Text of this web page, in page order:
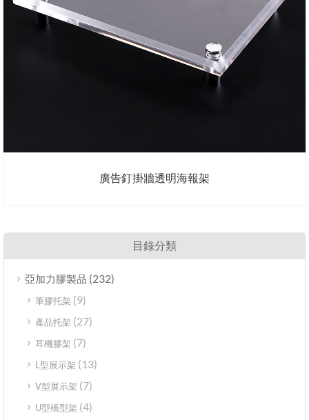
廣告釘掛牆透明海報架
目錄分類
亞加力膠製品 (232)
筆膠托架 (9)
產品托架 (27)
耳機膠架 (7)
L型展示架 (13)
V型展示架 (7)
U型橋型架 (4)